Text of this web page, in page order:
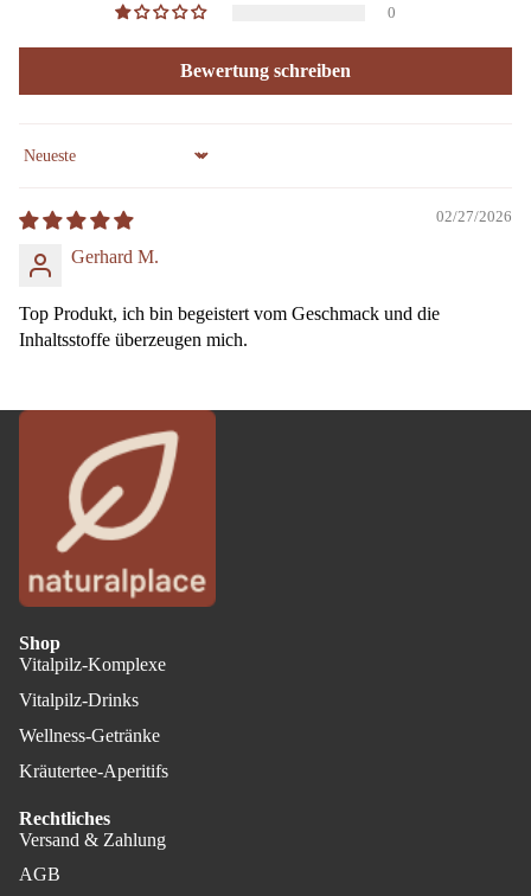
0
Bewertung schreiben
Sort by
02/27/2026
Gerhard M.
Top Produkt, ich bin begeistert vom Geschmack und die
Inhaltsstoffe überzeugen mich.
Shop
Vitalpilz-Komplexe
Vitalpilz-Drinks
Wellness-Getränke
Kräutertee-Aperitifs
Rechtliches
Versand & Zahlung
AGB